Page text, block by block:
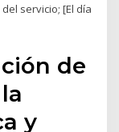
servicio; [El día
de
y